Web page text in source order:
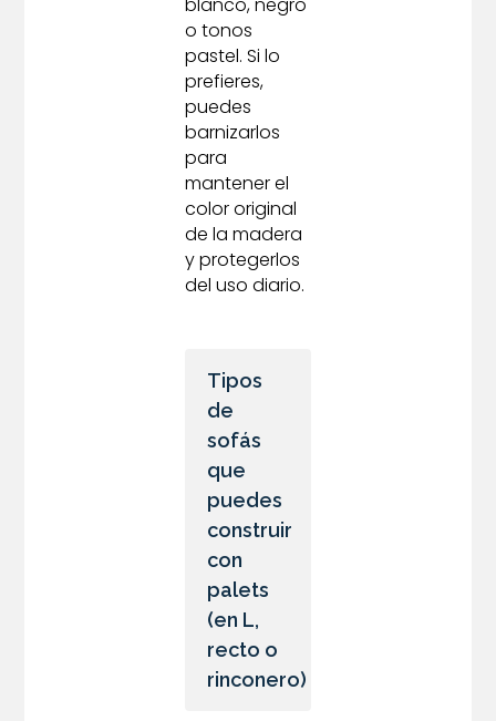
o tonos
pastel. Si lo
prefieres,
puedes
barnizarlos
para
mantener el
color original
de la madera
y protegerlos
del uso diario.
Tipos
de
sofás
que
puedes
construir
con
palets
(en L,
recto o
rinconero)